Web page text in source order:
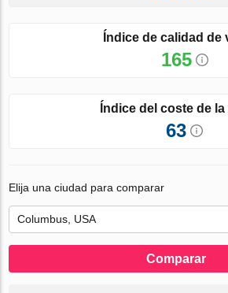
Índice de calidad de
165
Índice del coste de la
63
Elija una ciudad para comparar
Comparar